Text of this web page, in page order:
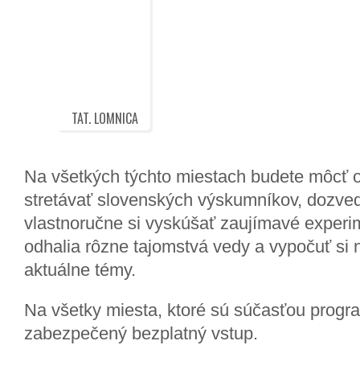
TAT. LOMNICA
Na všetkých týchto miestach budete môcť
stretávať slovenských výskumníkov,
vlastnoručne si vyskúšať zaujímavé
odhalia rôzne tajomstvá vedy a vypočuť si
aktuálne témy.
Na všetky miesta, ktoré sú súčasťou
zabezpečený bezplatný vstup.